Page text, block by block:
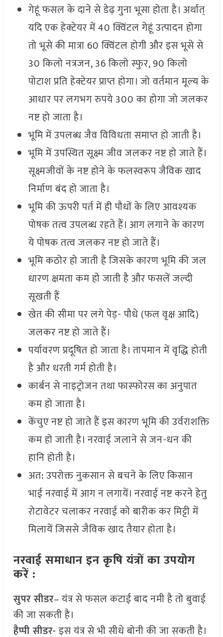
गेहूं फसल के दाने से डेढ़ गुना भूसा होता है। अर्थात्
यदि एक हेक्टेयर में 40 क्विंटल गेहूं उत्पादन होगा
तो भूसे की मात्रा 60 क्विंटल होगी और इस भूसे से
30 किलो नत्रजन, 36 किलो स्फुर, 90 किलो
पोटाश प्रति हेक्टेयर प्राप्त होगा। जो वर्तमान मूल्य के
आधार पर लगभग रुपये 300 का होगा जो जलकर
नष्ट हो जाता है।
भूमि में उपलब्ध जैव विविधता समाप्त हो जाती है।
भूमि में उपस्थित सूक्ष्म जीव जलकर नष्ट हो जाते हैं।
सूक्ष्मजीवों के नष्ट होने के फलस्वरूप जैविक खाद
निर्माण बंद हो जाता है।
भूमि की ऊपरी पर्त में ही पौधों के लिए आवश्यक
पोषक तत्व उपलब्ध रहते हैं। आग लगाने के कारण
ये पोषक तत्व जलकर नष्ट हो जाते हैं।
भूमि कठोर हो जाती है जिसके कारण भूमि की जल
धारण क्षमता कम हो जाती है और फसलें जल्दी
सूखती हैं
खेत की सीमा पर लगे पेड़- पौधे (फल वृक्ष आदि)
जलकर नष्ट हो जाते हैं।
पर्यावरण प्रदूषित हो जाता है। तापमान में वृद्धि होती
है और धरती गर्म होती है।
कार्बन से नाइट्रोजन तथा फास्फोरस का अनुपात
कम हो जाता है।
केंचुए नष्ट हो जाते हैं इस कारण भूमि की उर्वराशक्ति
कम हो जाती है। नरवाई जलाने से जन-धन की
हानि होती है।
अत: उपरोक्त नुकसान से बचने के लिए किसान
भाई नरवाई में आग न लगायें। नरवाई नष्ट करने हेतु
रोटावेटर चलाकर नरवाई को बारीक कर मिट्टी में
मिलायें जिससे जैविक खाद तैयार होता है।
नरवाई समाधान इन कृषि यंत्रों का उपयोग
करें :
सुपर सीडर– यंत्र से फसल कटाई बाद नमी है तो बुवाई
की जा सकती है।
हैप्पी सीडर-इस यंत्र से भी सीधे बोनी की जा सकती है।